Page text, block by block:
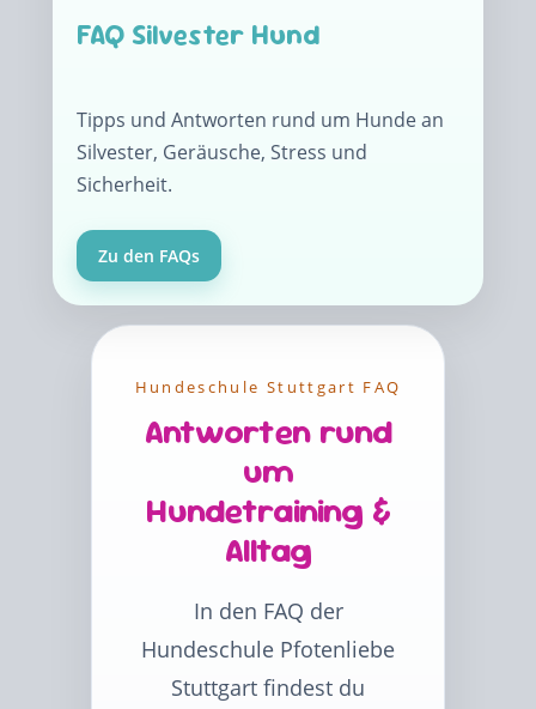
FAQ Silvester Hund
Tipps und Antworten rund um Hunde an
Silvester, Geräusche, Stress und
Sicherheit.
Zu den FAQs
Hundeschule Stuttgart FAQ
Antworten rund
um
Hundetraining &
Alltag
In den FAQ der
Hundeschule Pfotenliebe
Stuttgart findest du